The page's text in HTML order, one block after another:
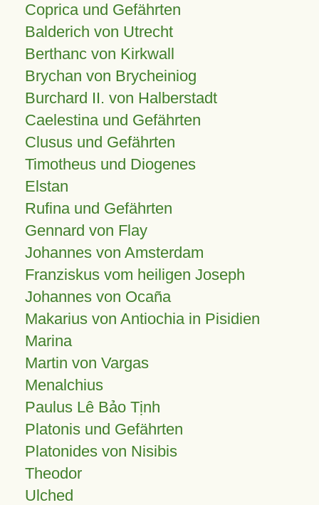
Coprica und Gefährten
Balderich von Utrecht
Berthanc von Kirkwall
Brychan von Brycheiniog
Burchard II. von Halberstadt
Caelestina und Gefährten
Clusus und Gefährten
Timotheus und Diogenes
Elstan
Rufina und Gefährten
Gennard von Flay
Johannes von Amsterdam
Franziskus vom heiligen Joseph
Johannes von Ocaña
Makarius von Antiochia in Pisidien
Marina
Martin von Vargas
Menalchius
Paulus Lê Bảo Tịnh
Platonis und Gefährten
Platonides von Nisibis
Theodor
Ulched